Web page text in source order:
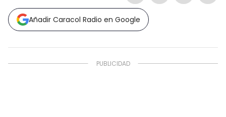
Añadir Caracol Radio en Google